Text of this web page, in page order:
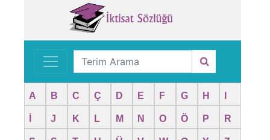
A B C Ç D E F G H
J K L M N O Ö P R